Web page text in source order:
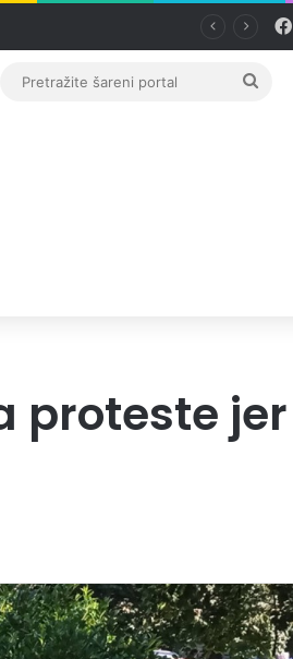
članak
proteste jer